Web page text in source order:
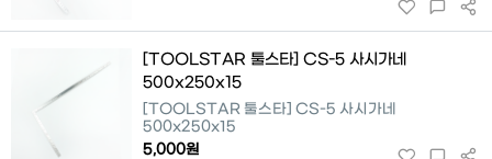
[TOOLSTAR 툴스타] CS-5 사시가네
500x250x15
[TOOLSTAR 툴스타] CS-5 사시가네
500x250x15
5,000원